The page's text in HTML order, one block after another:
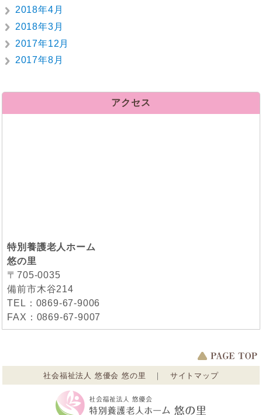
2018年4月
2018年3月
2017年12月
2017年8月
アクセス
特別養護老人ホーム
悠の里
〒705-0035
備前市木谷214
TEL：0869-67-9006
FAX：0869-67-9007
社会福祉法人 悠優会 悠の里 ｜ サイトマップ